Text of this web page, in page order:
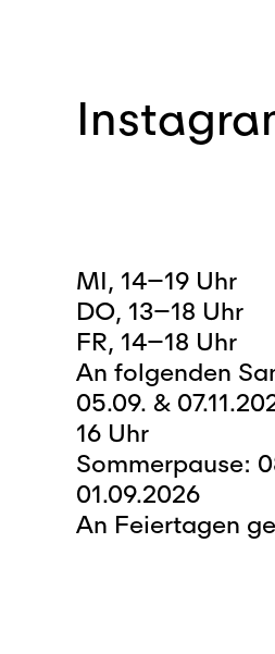
MI, 14–19 Uhr
DO, 13–18 Uhr
FR, 14–18 Uhr
An folgenden
05.09. &
16 Uhr
Sommerpause:
01.09.2026
An Feiertagen